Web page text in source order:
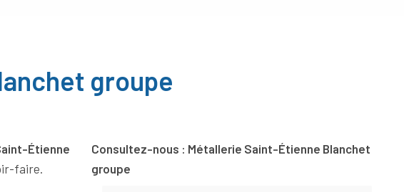
groupe
Étienne
faire.
Consultez-nous : Métallerie Saint-Étienne Blanchet
groupe